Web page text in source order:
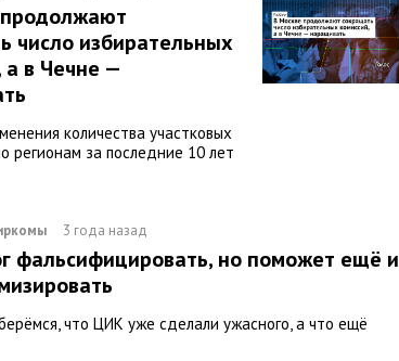
число избирательных
а в Чечне —
количества участковых
регионам за последние 10 лет
3 года назад
фальсифицировать, но поможет ещё и
что ЦИК уже сделали ужасного, а что ещё